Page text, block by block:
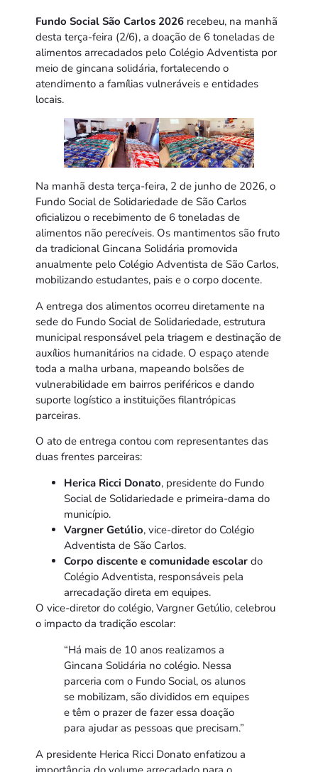
Fundo Social São Carlos 2026 recebeu, na manhã
desta terça-feira (2/6), a doação de 6 toneladas de
alimentos arrecadados pelo Colégio Adventista por
meio de gincana solidária, fortalecendo o
atendimento a famílias vulneráveis e entidades
locais.
Na manhã desta terça-feira, 2 de junho de 2026, o
Fundo Social de Solidariedade de São Carlos
oficializou o recebimento de 6 toneladas de
alimentos não perecíveis. Os mantimentos são fruto
da tradicional Gincana Solidária promovida
anualmente pelo Colégio Adventista de São Carlos,
mobilizando estudantes, pais e o corpo docente.
A entrega dos alimentos ocorreu diretamente na
sede do Fundo Social de Solidariedade, estrutura
municipal responsável pela triagem e destinação de
auxílios humanitários na cidade. O espaço atende
toda a malha urbana, mapeando bolsões de
vulnerabilidade em bairros periféricos e dando
suporte logístico a instituições filantrópicas
parceiras.
O ato de entrega contou com representantes das
duas frentes parceiras:
Herica Ricci Donato, presidente do Fundo
Social de Solidariedade e primeira-dama do
município.
Vargner Getúlio, vice-diretor do Colégio
Adventista de São Carlos.
Corpo discente e comunidade escolar do
Colégio Adventista, responsáveis pela
arrecadação direta em equipes.
O vice-diretor do colégio, Vargner Getúlio, celebrou
o impacto da tradição escolar:
“Há mais de 10 anos realizamos a
Gincana Solidária no colégio. Nessa
parceria com o Fundo Social, os alunos
se mobilizam, são divididos em equipes
e têm o prazer de fazer essa doação
para ajudar as pessoas que precisam.”
A presidente Herica Ricci Donato enfatizou a